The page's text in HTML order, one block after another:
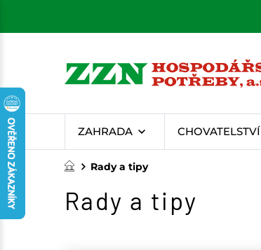
ZAHRADA CHOVATELSTVÍ
Rady a tipy
Rady a tipy